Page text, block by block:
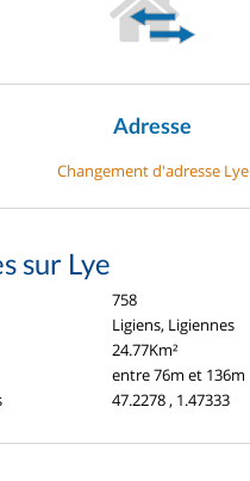
Adresse
Changement d'adresse Lye
sur Lye
758
Ligiens, Ligiennes
24.77Km²
entre 76m et 136m
47.2278 , 1.47333